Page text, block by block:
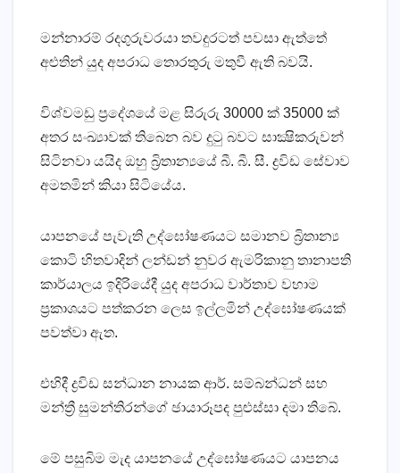
මන්නාරම් රදගුරුවරයා තවදුරටත් පවසා ඇත්තේ
අළුතින් යුද අපරාධ තොරතුරු මතුවී ඇති බවයි.
විශ්වමඩු ප්‍රදේශයේ මළ සිරුරු 30000 ක්‌ 35000 ක්‌
අතර සංඛ්‍යාවක්‌ තිබෙන බව දුටු බවට සාක්‍ෂිකරුවන්
සිටිනවා යයිද ඔහු බ්‍රිතාන්‍යයේ බී. බී. සී. ද්‍රවිඩ සේවාව
අමතමින් කියා සිටියේය.
යාපනයේ පැවැති උද්ඝෝෂණයට සමානව බ්‍රිතාන්‍ය
කොටි හිතවාදින් ලන්ඩන් නුවර ඇමරිකානු තානාපති
කාර්යාලය ඉදිරියේදී යුද අපරාධ වාර්තාව වහාම
ප්‍රකාශයට පත්කරන ලෙස ඉල්ලමින් උද්ඝෝෂණයක්‌
පවත්වා ඇත.
එහිදී ද්‍රවිඩ සන්ධාන නායක ආර්. සම්බන්ධන් සහ
මන්ත්‍රී සුමන්තිරන්ගේ ඡායාරූපද පුළුස්‌සා දමා තිබේ.
මේ පසුබිම මැද යාපනයේ උද්ඝෝෂණයට යාපනය